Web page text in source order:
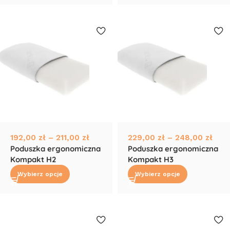
192,00 zł – 211,00 zł
Poduszka ergonomiczna
Kompakt H2
Wybierz opcje
229,00 zł – 248,00 zł
Poduszka ergonomiczna
Kompakt H3
Wybierz opcje